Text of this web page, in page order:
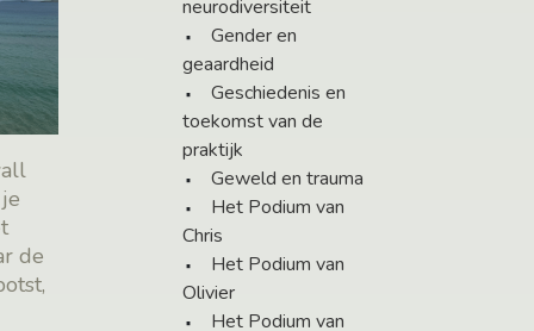
de
neurodiversiteit
Gender en
geaardheid
Geschiedenis en
toekomst van de
praktijk
Geweld en trauma
Het Podium van
Chris
Het Podium van
Olivier
Het Podium van